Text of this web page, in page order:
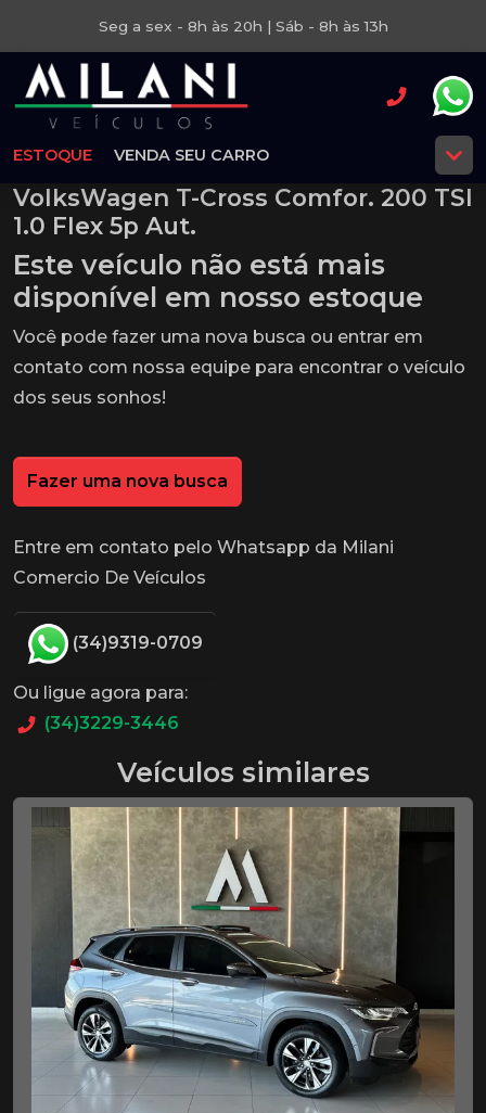
Seg a sex - 8h às 20h | Sáb - 8h às 13h
ESTOQUE VENDA SEU CARRO
VolksWagen T-Cross Comfor. 200 TSI
1.0 Flex 5p Aut.
Este veículo não está mais
disponível em nosso estoque
Você pode fazer uma nova busca ou entrar em
contato com nossa equipe para encontrar o veículo
dos seus sonhos!
Fazer uma nova busca
Entre em contato pelo Whatsapp da Milani
Comercio De Veículos
(34)9319-0709
Ou ligue agora para:
(34)3229-3446
Veículos similares